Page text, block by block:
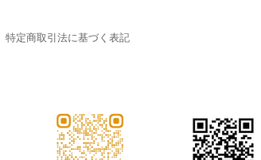
特定商取引法に基づく表記